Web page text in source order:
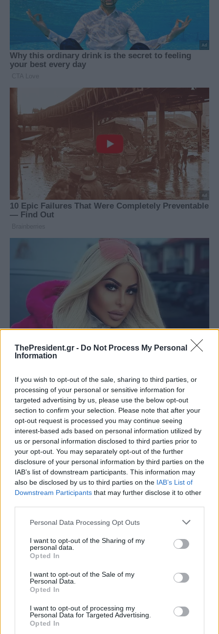
ThePresident.gr - Do Not Process My Personal
Information
If you wish to opt-out of the sale, sharing to third parties, or
processing of your personal or sensitive information for
targeted advertising by us, please use the below opt-out
section to confirm your selection. Please note that after your
opt-out request is processed you may continue seeing
interest-based ads based on personal information utilized by
us or personal information disclosed to third parties prior to
your opt-out. You may separately opt-out of the further
disclosure of your personal information by third parties on the
IAB’s list of downstream participants. This information may
also be disclosed by us to third parties on the IAB’s List of
Downstream Participants that may further disclose it to other
Personal Data Processing Opt Outs
I want to opt-out of the Sharing of my
personal data.
Opted In
I want to opt-out of the Sale of my
Personal Data.
Opted In
I want to opt-out of processing my
Personal Data for Targeted Advertising.
Opted In